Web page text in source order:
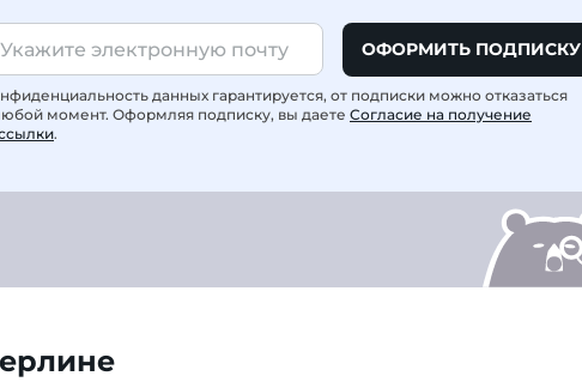
ОФОРМИТЬ ПОДПИСКУ
данных гарантируется, от подписки можно отказаться
момент. Оформляя подписку, вы даете Согласие на получение
.